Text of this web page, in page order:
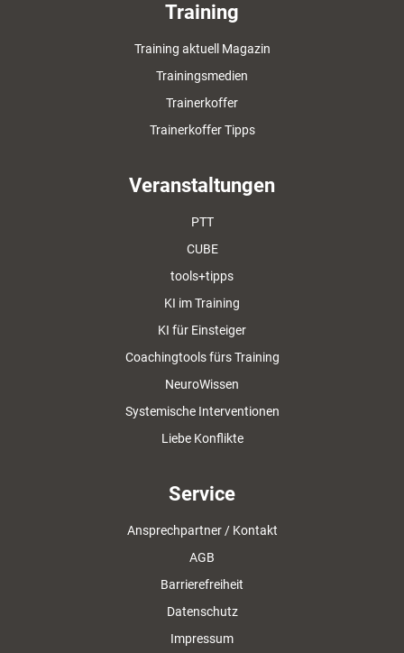
Training
Training aktuell Magazin
Trainingsmedien
Trainerkoffer
Trainerkoffer Tipps
Veranstaltungen
PTT
CUBE
tools+tipps
KI im Training
KI für Einsteiger
Coachingtools fürs Training
NeuroWissen
Systemische Interventionen
Liebe Konflikte
Service
Ansprechpartner / Kontakt
AGB
Barrierefreiheit
Datenschutz
Impressum